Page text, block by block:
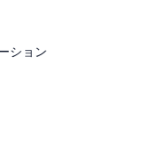
ション